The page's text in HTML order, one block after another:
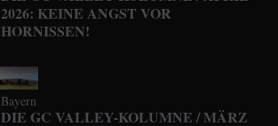
2026: KEINE ANGST VOR
HORNISSEN!
Bayern
DIE GC VALLEY-KOLUMNE / MÄRZ